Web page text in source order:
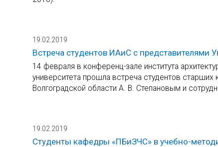
19.02.2019
Встреча студентов ИАиС с представителями
14 февраля в конференц-зале института
университета прошла встреча студентов
Волгоградской области А. В. Степановым и
19.02.2019
Студенты кафедры «ПБиЗЧС» в учебно-